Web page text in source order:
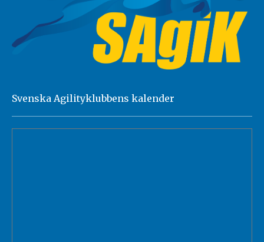
Svenska Agilityklubbens kalender